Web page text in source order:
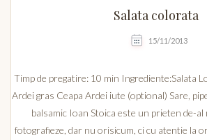
Salata colorata
15/11/2013
Timp de pregatire: 10 min Ingrediente:Salata
Ardei gras Ceapa Ardei iute (optional) Sare,
balsamic Ioan Stoica este un prieten de-al
fotografieze, dar nu orisicum, ci cu atentie la